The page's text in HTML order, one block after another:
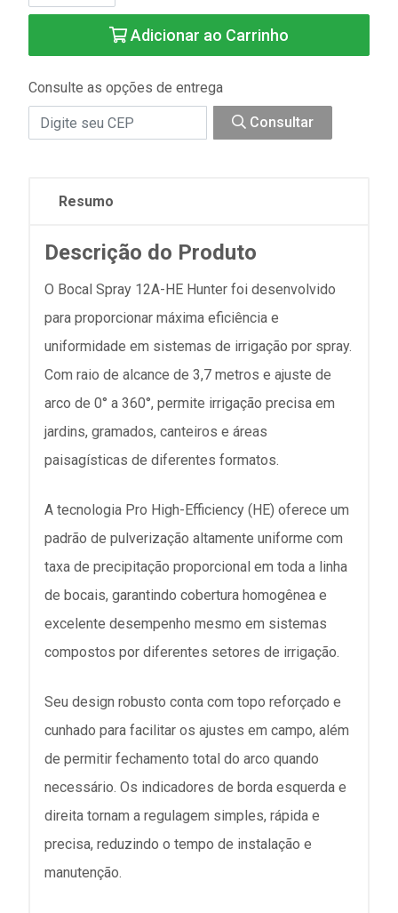
Adicionar ao Carrinho
Consulte as opções de entrega
Consultar
Resumo
Descrição do Produto
O Bocal Spray 12A-HE Hunter foi desenvolvido
para proporcionar máxima eficiência e
uniformidade em sistemas de irrigação por spray.
Com raio de alcance de 3,7 metros e ajuste de
arco de 0° a 360°, permite irrigação precisa em
jardins, gramados, canteiros e áreas
paisagísticas de diferentes formatos.
A tecnologia Pro High-Efficiency (HE) oferece um
padrão de pulverização altamente uniforme com
taxa de precipitação proporcional em toda a linha
de bocais, garantindo cobertura homogênea e
excelente desempenho mesmo em sistemas
compostos por diferentes setores de irrigação.
Seu design robusto conta com topo reforçado e
cunhado para facilitar os ajustes em campo, além
de permitir fechamento total do arco quando
necessário. Os indicadores de borda esquerda e
direita tornam a regulagem simples, rápida e
precisa, reduzindo o tempo de instalação e
manutenção.